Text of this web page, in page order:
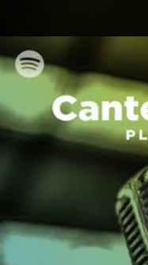
You're all